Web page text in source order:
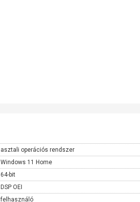
asztali operációs rendszer
Windows 11 Home
64-bit
DSP OEI
felhasználó